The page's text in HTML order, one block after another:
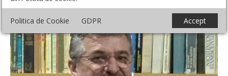
Politica de Cookie GDPR Accept